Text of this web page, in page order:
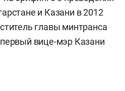
и Казани в 2012
главы минтранса
вице-мэр Казани